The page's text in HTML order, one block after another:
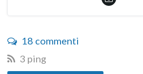
18 commenti
3 ping